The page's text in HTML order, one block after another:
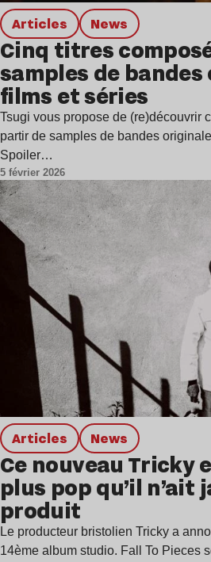
Articles news
Cinq titres
samples de
films et séries
Tsugi vous propose de (re)découvrir
partir de samples de bandes
Spoiler…
5 février 2026
Articles news
Ce nouveau Tricky
plus pop qu’il n’ait
produit
Le producteur bristolien Tricky a
14ème album studio. Fall To Pieces